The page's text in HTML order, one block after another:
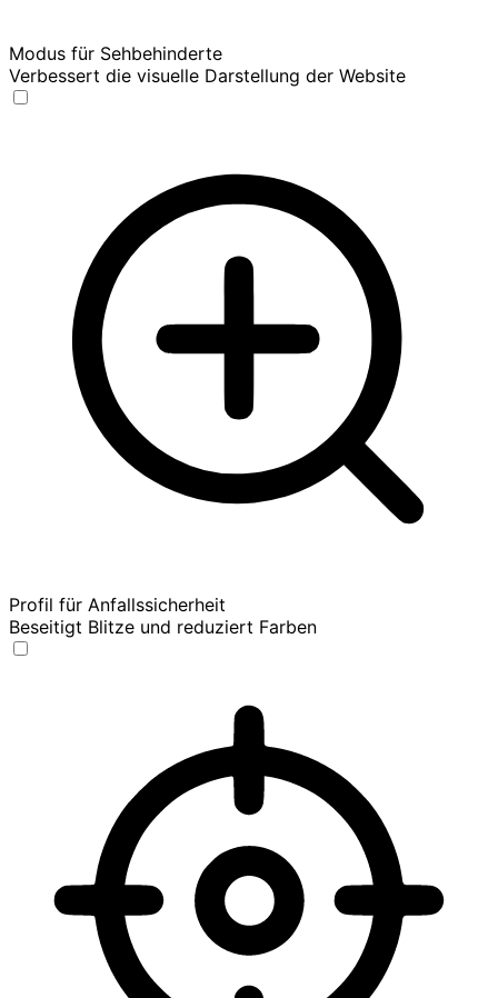
Modus für Sehbehinderte
Verbessert die visuelle Darstellung der Website
Profil für Anfallssicherheit
Beseitigt Blitze und reduziert Farben